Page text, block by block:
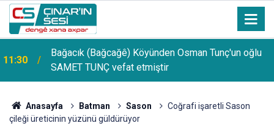
11:30
Bağacık (Bağcağê) Köyünden Osman Tunç'un oğlu
SAMET TUNÇ vefat etmiştir
Anasayfa Batman Sason
Coğrafi işaretli Sason
çileği üreticinin yüzünü güldürüyor